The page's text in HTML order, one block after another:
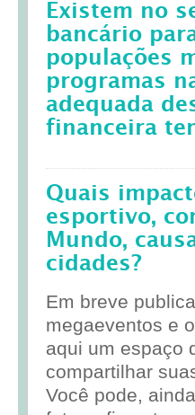
Existem no
bancário
populações
programas
adequada
financeira
Quais
esportivo,
Mundo,
cidades?
Em breve
megaeventos e
aqui um espaço
compartilhar
Você pode,